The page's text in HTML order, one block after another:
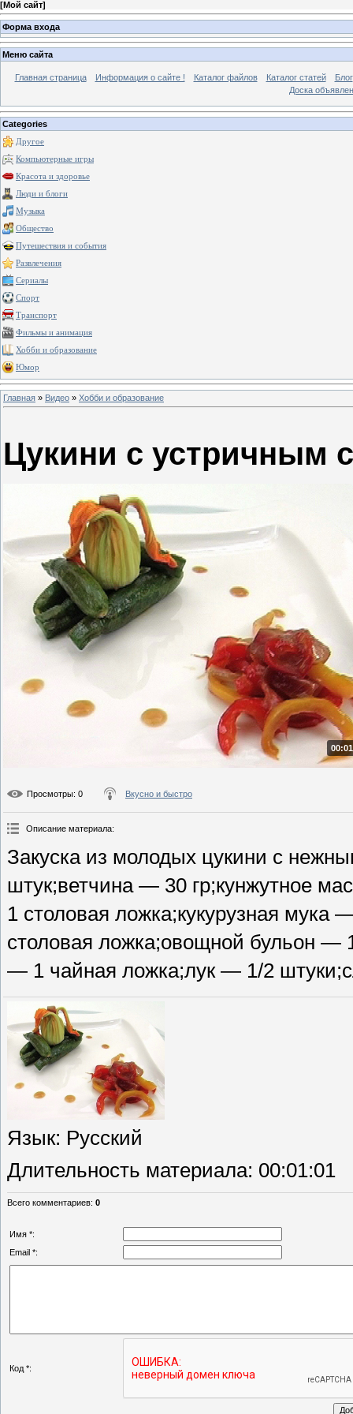
[Мой сайт]
Форма входа
Меню сайта
Главная страница Информация о сайте ! Каталог файлов Каталог статей
Блог
Доска
Categories
Другое
Компьютерные игры
Красота и здоровье
Люди и блоги
Музыка
Общество
Путешествия и события
Развлечения
Сериалы
Спорт
Транспорт
Фильмы и анимация
Хобби и образование
Юмор
Главная » Видео » Хобби и образование
Цукини с устричным
Просмотры: 0 Вкусно и быстро
Описание материала:
Закуска из молодых цукини с
штук;ветчина — 30 гр;кунжутное
1 столовая ложка;кукурузная
столовая ложка;овощной бульон —
— 1 чайная ложка;лук — 1/2
Язык: Русский
Длительность материала: 00:01:01
Всего комментариев: 0
Имя *:
Email *:
Код *: